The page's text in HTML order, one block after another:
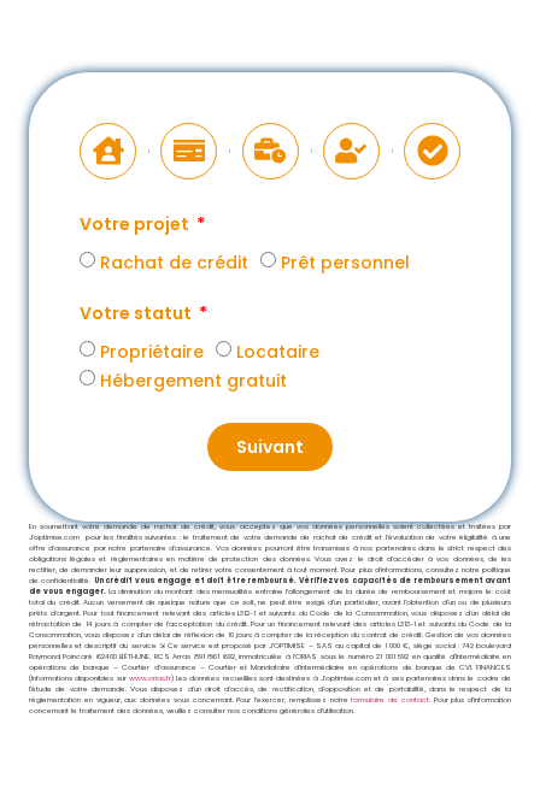
Votre projet
Rachat de crédit
Prêt personnel
Votre statut
Propriétaire
Locataire
Hébergement gratuit
Suivant
En soumettant votre demande de rachat de crédit, vous acceptez que vos données personnelles soient collectées et traitées par
J’optimise.com pour les finalités suivantes : le traitement de votre demande de rachat de crédit et l’évaluation de votre éligibilité à une
offre d’assurance par notre partenaire d’assurance. Vos données pourront être transmises à nos partenaires dans le strict respect des
obligations légales et réglementaires en matière de protection des données. Vous avez le droit d’accéder à vos données, de les
rectifier, de demander leur suppression, et de retirer votre consentement à tout moment. Pour plus d’informations, consultez notre politique
de confidentialité. Un crédit vous engage et doit être remboursé. Vérifiez vos capacités de remboursement avant
de vous engager. La diminution du montant des mensualités entraine l’allongement de la durée de remboursement et majore le coût
total du crédit. Aucun versement de quelque nature que ce soit, ne peut être exigé d’un particulier, avant l’obtention d’un ou de plusieurs
prêts d’argent. Pour tout financement relevant des articles L312-1 et suivants du Code de la Consommation, vous disposez d’un délai de
rétractation de 14 jours à compter de l’acceptation du crédit. Pour un financement relevant des articles L313-1 et suivants du Code de la
Consommation, vous disposez d’un délai de réflexion de 10 jours à compter de la réception du contrat de crédit. Gestion de vos données
personnelles et descriptif du service ⇲ Ce service est proposé par J’OPTIMISE – SAS au capital de 1 000 €, siège social : 742 boulevard
Raymond Poincaré 62400 BÉTHUNE, RCS Arras 891 861 692, immatriculée à l’ORIAS sous le numéro 21 001 592 en qualité d’Intermédiaire en
opérations de banque – Courtier d’assurance – Courtier et Mandataire d’intermédiaire en opérations de banque de CVL FINANCES
(Informations disponibles sur www.orias.fr) Les données recueillies sont destinées à J’optimise.com et à ses partenaires dans le cadre de
l’étude de votre demande. Vous disposez d’un droit d’accès, de rectification, d’opposition et de portabilité, dans le respect de la
réglementation en vigueur, aux données vous concernant. Pour l’exercer, remplissez notreformulaire de contact. Pour plus d’information
concernant le traitement des données, veuillez consulter nos conditions générales d’utilisation.